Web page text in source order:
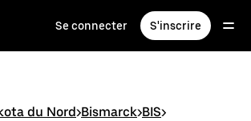
Se connecter S'inscrire
du Nord>Bismarck>BIS>